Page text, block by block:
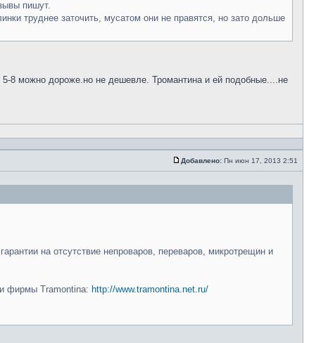
пишут.
труднее заточить, мусатом они не правятся, но зато дольше
8 можно дороже.но не дешевле. Тромантина и ей подобные....не
Добавлено: Пн июн 17, 2013 2:51
на отсутствие непроваров, переваров, микротрещин и
фирмы Tramontina: http://www.tramontina.net.ru/